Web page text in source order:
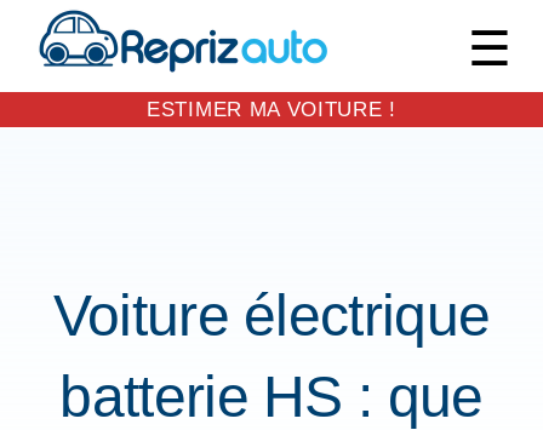
ESTIMER MA VOITURE !
Voiture électrique
batterie HS : que